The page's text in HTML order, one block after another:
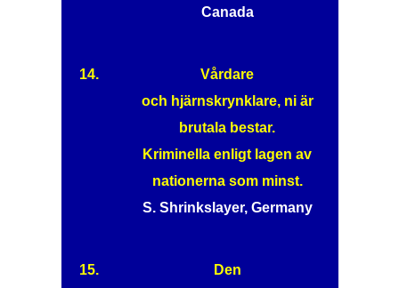
Canada
14.
Vårdare
och hjärnskrynklare, ni är
brutala bestar.
Kriminella enligt lagen av
nationerna som minst.
S. Shrinkslayer, Germany
15.
Den